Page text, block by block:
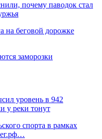
почему паводок стал
на беговой дорожке
заморозки
уровень в 942
у реки тонут
спорта в рамках